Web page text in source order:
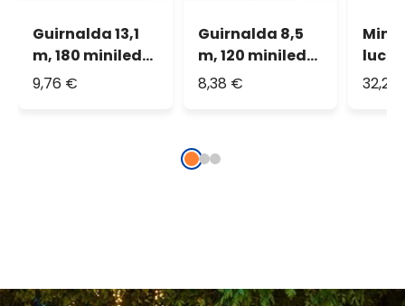
Guirnalda 13,1
m, 180 miniled
blanco extra
9,76 €
Guirnalda 8,5
m, 120 miniled
blanco extra
8,38 €
Mini
32,29